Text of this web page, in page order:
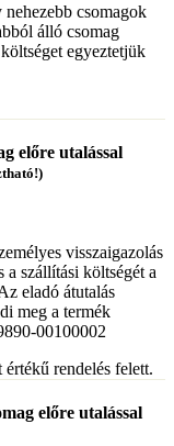
csomagok
álló csomag
egyeztetjük
előre utalással
visszaigazolás
a szállítási költségét a
eladó átutalás
meg a termék
00100002
értékű rendelés felett.
előre utalással